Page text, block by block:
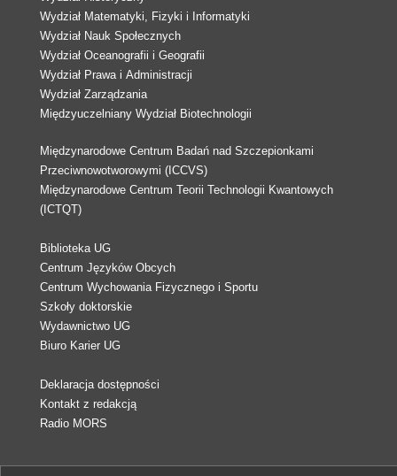
Wydział Matematyki, Fizyki i Informatyki
Wydział Nauk Społecznych
Wydział Oceanografii i Geografii
Wydział Prawa i Administracji
Wydział Zarządzania
Międzyuczelniany Wydział Biotechnologii
Międzynarodowe Centrum Badań nad Szczepionkami
Przeciwnowotworowymi (ICCVS)
Międzynarodowe Centrum Teorii Technologii Kwantowych
(ICTQT)
Biblioteka UG
Centrum Języków Obcych
Centrum Wychowania Fizycznego i Sportu
Szkoły doktorskie
Wydawnictwo UG
Biuro Karier UG
Deklaracja dostępności
Kontakt z redakcją
Radio MORS